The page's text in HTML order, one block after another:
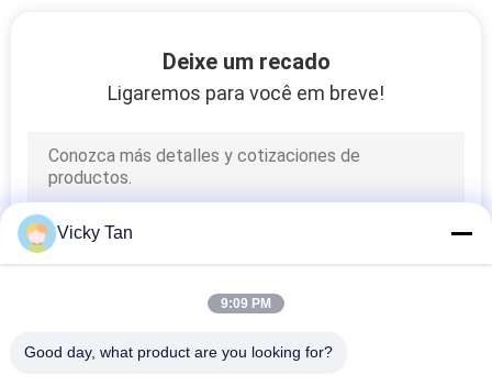
Deixe um recado
Ligaremos para você em breve!
Vicky Tan
9:09 PM
Good day, what product are you looking for?